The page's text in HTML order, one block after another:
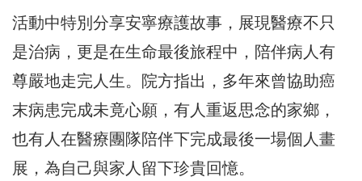
活動中特別分享安寧療護故事，展現醫療不只
是治病，更是在生命最後旅程中，陪伴病人有
尊嚴地走完人生。院方指出，多年來曾協助癌
末病患完成未竟心願，有人重返思念的家鄉，
也有人在醫療團隊陪伴下完成最後一場個人畫
展，為自己與家人留下珍貴回憶。